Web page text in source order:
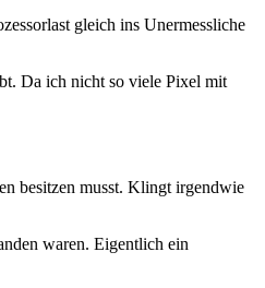
gleich ins Unermessliche
Da ich nicht so viele Pixel mit
besitzen musst. Klingt irgendwie
waren. Eigentlich ein